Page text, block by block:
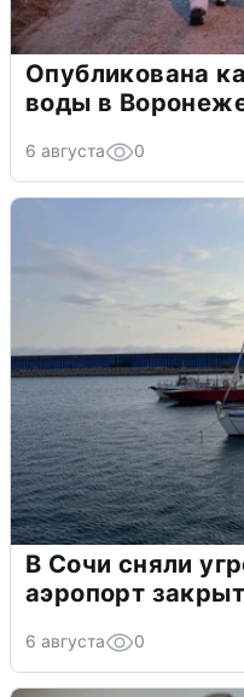
Опубликована
воды в
6 августа 0
В Сочи сняли
аэропорт закрыт
6 августа 0